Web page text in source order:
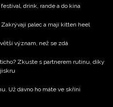
drink, rande a do kina
palec a mají kitten heel
význam, než se zdá
Zkuste s partnerem rutinu, díky
Už dávno ho máte ve skříni